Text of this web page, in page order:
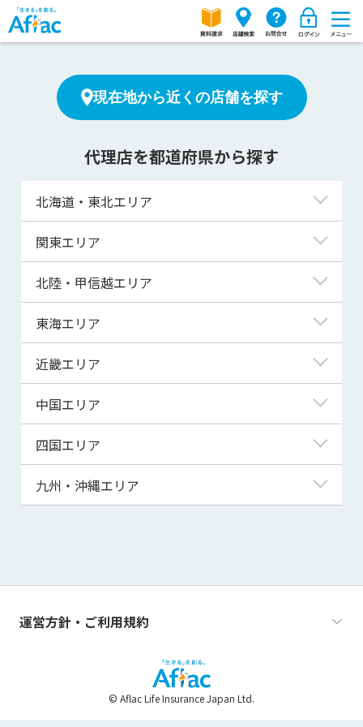
現在地から近くの店舗を探す
代理店を都道府県から探す
北海道・東北エリア
北海道
青森県
宮城県
秋田県
山形県
関東エリア
東京都
神奈川県
埼玉県
千葉県
茨城県
群馬県
北陸・甲信越エリア
新潟県
富山県
福井県
山梨県
長野県
東海エリア
岐阜県
静岡県
三重県
近畿エリア
滋賀県
京都府
大阪府
兵庫県
和歌山県
中国エリア
鳥取県
島根県
山口県
四国エリア
徳島県
高知県
九州・沖縄エリア
熊本県
運営方針・ご利用規約
© Aflac Life Insurance Japan Ltd.